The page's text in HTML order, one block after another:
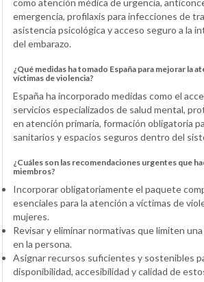
emergencia, profilaxis para infecciones de
asistencia psicológica y acceso seguro a la
del embarazo.
¿Qué medidas ha tomado España para mejorar la
víctimas de violencia?
España ha incorporado medidas como el
servicios especializados de salud mental,
en atención primaria, formación obligatoria
sanitarios y espacios seguros dentro del
¿Cuáles son las recomendaciones urgentes que
miembros?
Incorporar obligatoriamente el paquete
esenciales para la atención a víctimas de
mujeres.
Revisar y eliminar normativas que limiten
en la persona.
Asignar recursos suficientes y sostenibles
disponibilidad, accesibilidad y calidad de